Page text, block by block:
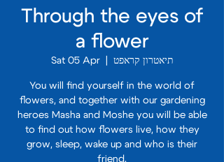
Through the eyes of
a flower
Sat 05 Apr
  |
תיאטרון קראפט
You will find yourself in the world of
flowers, and together with our gardening
heroes Masha and Moshe you will be able
to find out how flowers live, how they
grow, sleep, wake up and who is their
friend.